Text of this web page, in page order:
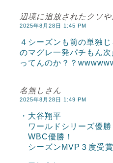
辺境に追放されたクソや
2025年8月28日 1:45 PM
４シーズンも前の単独
のマグレ一発パチもん
ってんのか？？
名無しさん
2025年8月28日 1:49 PM
・大谷翔平
ワールドシリーズ優勝
WBC優勝！
シーズンMVP３度受賞